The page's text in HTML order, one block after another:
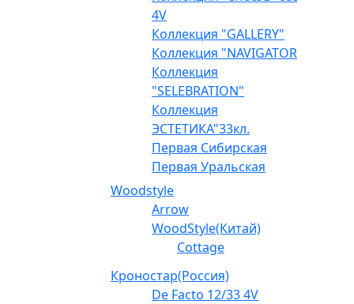
4V
Коллекция "GALLERY"
Коллекция "NAVIGATOR"
Коллекция
"SELEBRATION"
Коллекция
ЭСТЕТИКА"33кл.
Первая Сибирская
Первая Уральская
Woodstyle
Arrow
WoodStyle(Китай)
Cottage
Кроностар(Россия)
De Facto 12/33 4V